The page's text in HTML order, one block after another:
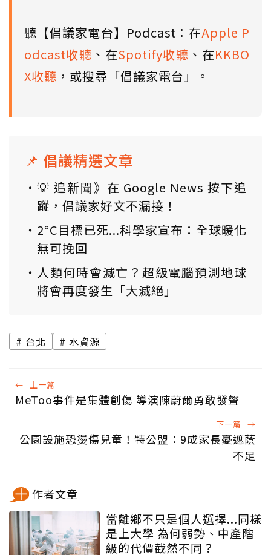
聽【倡議家電台】Podcast：在Apple P
odcast收聽 、在Spotify收聽 、在KKBO
X收聽 ，或搜尋「倡議家電台」。
📌 倡議精選文章
💡 追新聞》在 Google News 按下追
蹤，倡議家好文不漏接！
2°C目標已死...科學家宣布：全球暖化
無可挽回
人類何時會滅亡？超級電腦預測地球
將會再度發生「大滅絕」
台北 水資源
← 上一篇
MeToo事件是集體創傷 導演陳蔚爾勇敢發聲
下一篇 →
公園設施恐燙傷兒童！特公盟：9成家長憂遮蔭
不足
作者文章
當離鄉不只是個人選擇...同樣
是上大學 為何弱勢、中產階
級的代價截然不同？